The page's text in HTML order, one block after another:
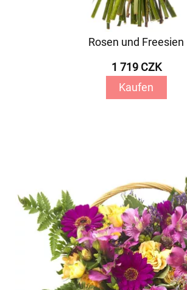
Rosen und Freesien
1 719 CZK
Kaufen